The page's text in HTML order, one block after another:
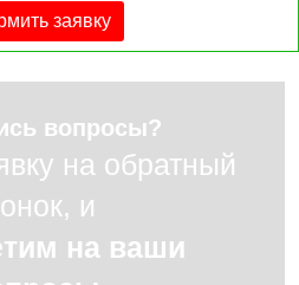
заявку
вопросы?
на обратный
и
на ваши